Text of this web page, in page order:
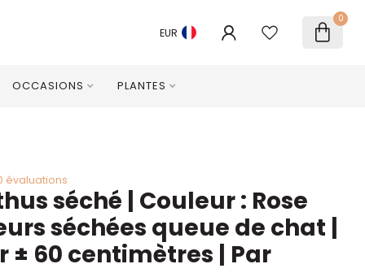
EUR
0
OCCASIONS PLANTES
évaluations
séché | Couleur : Rose
séchées queue de chat |
± 60 centimètres | Par